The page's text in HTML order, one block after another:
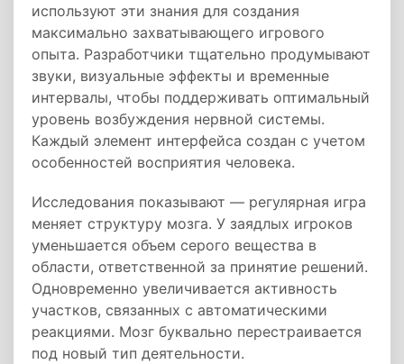
используют эти знания для создания
максимально захватывающего игрового
опыта. Разработчики тщательно продумывают
звуки, визуальные эффекты и временные
интервалы, чтобы поддерживать оптимальный
уровень возбуждения нервной системы.
Каждый элемент интерфейса создан с учетом
особенностей восприятия человека.
Исследования показывают — регулярная игра
меняет структуру мозга. У заядлых игроков
уменьшается объем серого вещества в
области, ответственной за принятие решений.
Одновременно увеличивается активность
участков, связанных с автоматическими
реакциями. Мозг буквально перестраивается
под новый тип деятельности.